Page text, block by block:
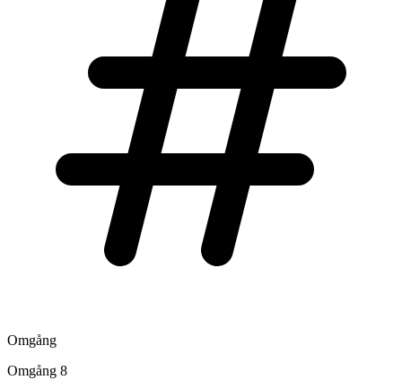
Omgång
Omgång 8